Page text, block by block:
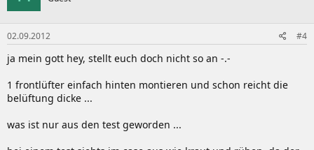
02.09.2012 #4
ja mein gott hey, stellt euch doch nicht so an -.-
1 frontlüfter einfach hinten montieren und schon reicht die
belüftung dicke ...
was ist nur aus den test geworden ...